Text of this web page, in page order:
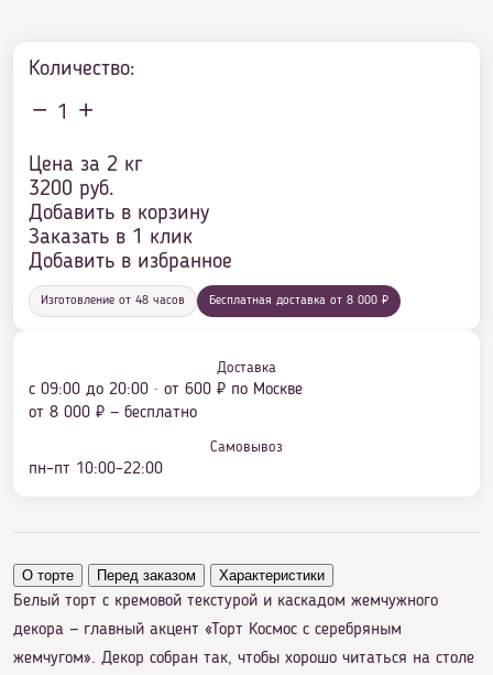
Количество:
1
Цена за 2 кг
3200 руб.
Добавить в корзину
Заказать в 1 клик
Добавить в избранное
Изготовление от 48 часов Бесплатная доставка от 8 000 ₽
Доставка
с 09:00 до 20:00 · от 600 ₽ по Москве
от 8 000 ₽ — бесплатно
Самовывоз
пн–пт 10:00–22:00
О торте Перед заказом Характеристики
Белый торт с кремовой текстурой и каскадом жемчужного
декора — главный акцент «Торт Космос с серебряным
жемчугом». Декор собран так, чтобы хорошо читаться на столе